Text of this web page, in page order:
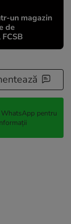
un magazin
de
pentru